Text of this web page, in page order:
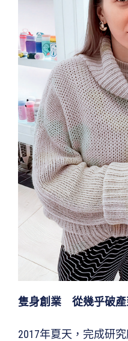
隻身創業 從幾乎破產
2017年夏天，完成研